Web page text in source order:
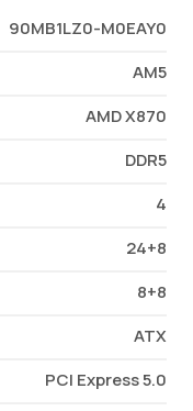
90MB1LZ0-M0EAY0
AM5
AMD X870
DDR5
4
24+8
8+8
ATX
PCI Express 5.0